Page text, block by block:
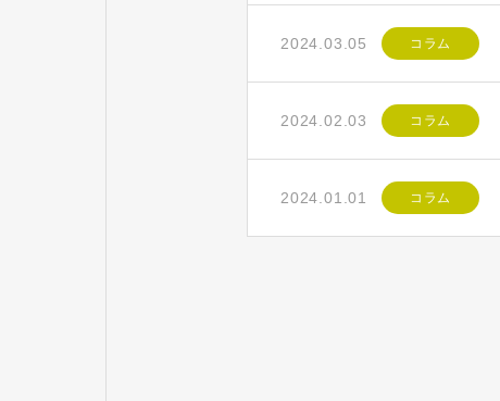
2024.03.05 コラム
2024.02.03 コラム
2024.01.01 コラム